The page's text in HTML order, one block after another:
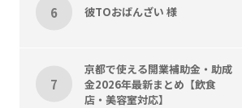
彼TOおばんざい 様
京都で使える開業補助金・助成
金2026年最新まとめ【飲食
店・美容室対応】